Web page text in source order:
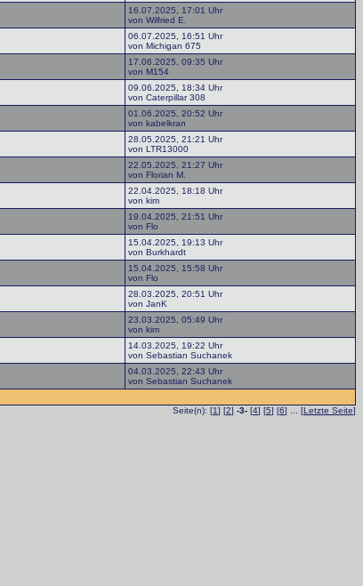
16.07.2025, 17:01 Uhr
von Wilfried E.
06.07.2025, 16:51 Uhr
von Michigan 675
17.06.2025, 09:35 Uhr
von M154
09.06.2025, 18:34 Uhr
von Caterpillar 308
01.06.2025, 20:52 Uhr
von kabelkran
28.05.2025, 21:21 Uhr
von LTR13000
22.05.2025, 21:27 Uhr
von Florian M.
22.04.2025, 18:18 Uhr
von kim
19.04.2025, 21:51 Uhr
von Flo
15.04.2025, 19:13 Uhr
von Burkhardt
15.04.2025, 15:58 Uhr
von Flo
28.03.2025, 20:51 Uhr
von JanK
23.03.2025, 05:49 Uhr
von kim
14.03.2025, 19:22 Uhr
von Sebastian Suchanek
04.03.2025, 22:43 Uhr
von Sebastian Suchanek
Seite(n): [1] [2] -3- [4] [5] [6] ... [Letzte Seite]